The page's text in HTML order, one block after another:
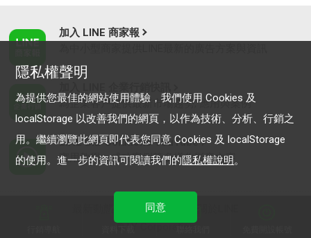
加入 LINE 商家報
為企業客戶提供最新市場趨勢, 應用與案例
LINE Biz-Solutions YouTube
實用教學、成功案例等多樣化影音內容
服務條款
隱私權聲明
為提供您最佳的網站使用體驗，我們使用 Cookies 及
localStorage 以改善我們的網頁，以作為技術、分析、行銷之
用。繼續瀏覽此網頁即代表您同意 Cookies 及 localStorage
的使用。進一步的資訊可閱讀我們的隱私權說明。
同意